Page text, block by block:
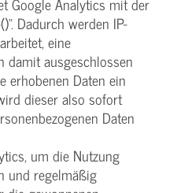
Google Analytics mit der
Dadurch werden IP-
eine
damit ausgeschlossen
erhobenen Daten ein
dieser also sofort
Daten
um die Nutzung
und regelmäßig